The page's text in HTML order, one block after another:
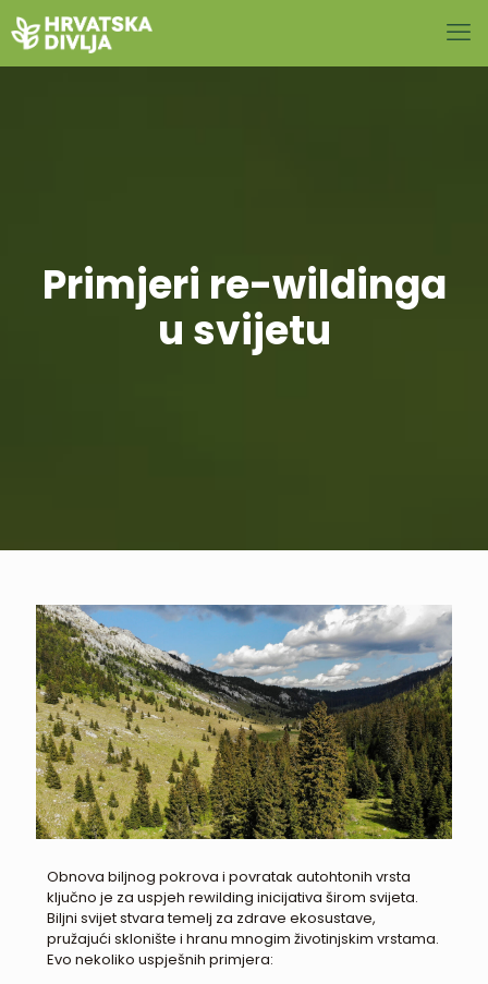
Primjeri re-wildinga
u svijetu
Obnova biljnog pokrova i povratak autohtonih vrsta
ključno je za uspjeh rewilding inicijativa širom svijeta.
Biljni svijet stvara temelj za zdrave ekosustave,
pružajući sklonište i hranu mnogim životinjskim vrstama.
Evo nekoliko uspješnih primjera: